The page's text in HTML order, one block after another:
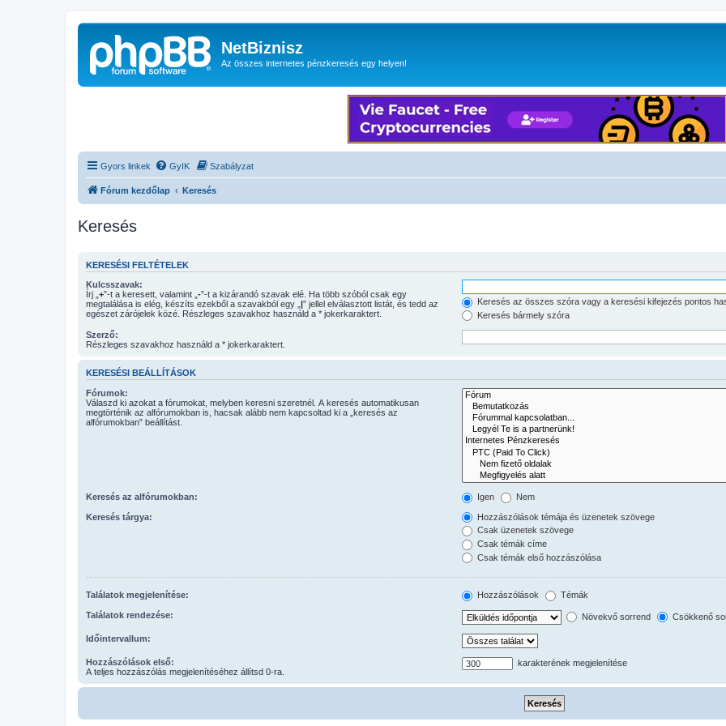
NetBiznisz
Az összes internetes pénzkeresés egy helyen!
Gyors linkek GyIK Szabályzat
Fórum kezdőlap Keresés
Keresés
KERESÉSI FELTÉTELEK
Kulcsszavak:
Írj „ +”-t a keresett, valamint „ -”-t a kizárandó szavak elé. Ha több szóból csak egy
megtalálása is elég, készíts ezekből a szavakból egy „ |” jellel elválasztott listát, és tedd az
egészet zárójelek közé. Részleges szavakhoz használd a * jokerkaraktert.
Keresés az összes szóra vagy a keresési kifejezés pontos
Keresés bármely szóra
Szerző:
Részleges szavakhoz használd a * jokerkaraktert.
KERESÉSI BEÁLLÍTÁSOK
Fórumok:
Válaszd ki azokat a fórumokat, melyben keresni szeretnél. A keresés automatikusan
megtörténik az alfórumokban is, hacsak alább nem kapcsoltad ki a „keresés az
alfórumokban” beállítást.
Keresés az alfórumokban: Igen Nem
Keresés tárgya:
Hozzászólások témája és üzenetek szövege
Csak üzenetek szövege
Csak témák címe
Csak témák első hozzászólása
Találatok megjelenítése: Hozzászólások Témák
Találatok rendezése: Növekvő sorrend Csökkenő
Időintervallum:
Hozzászólások első:
A teljes hozzászólás megjelenítéséhez állítsd 0-ra.
karakterének megjelenítése